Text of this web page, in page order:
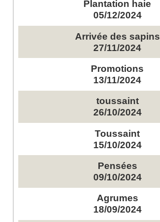
Plantation haie
05/12/2024
Arrivée des sapins
27/11/2024
Promotions
13/11/2024
toussaint
26/10/2024
Toussaint
15/10/2024
Pensées
09/10/2024
Agrumes
18/09/2024